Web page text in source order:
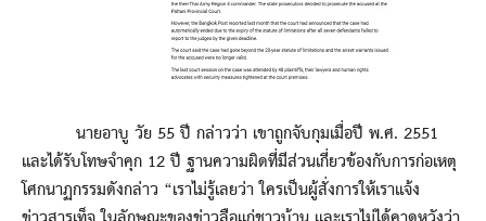
นายอาบู วัย 55 ปี กล่าวว่า เขาถูกจับกุมเมื่อปี พ.ศ. 2551
และได้รับโทษจำคุก 12 ปี ฐานความผิดที่มีส่วนเกี่ยวข้องกับการก่อเหตุ
โศกนาฏกรรมดังกล่าว “เราไม่รู้เลยว่า ใครเป็นผู้สั่งการให้เราแจ้ง